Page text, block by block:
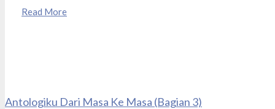
Read More
Antologiku Dari Masa Ke Masa (Bagian 3)